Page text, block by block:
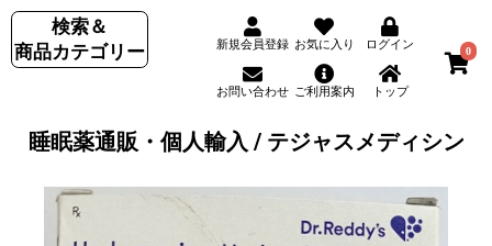
検索＆
商品カテゴリー
新規会員登録 お気に入り ログイン
お問い合わせ ご利用案内 トップ
0
睡眠薬通販・個人輸入 / テジャスメディシン